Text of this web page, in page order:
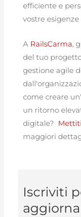
efficiente e
vostre
A RailsCarma,
del tuo
gestione agile
come creare
un ritorno
digitale?
maggiori
Iscriviti